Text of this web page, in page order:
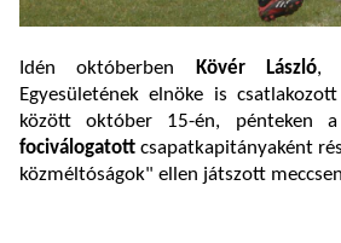
Idén októberben Kövér László,
Egyesületének elnöke is
között október 15-én, pénteken a
fociválogatott csapatkapitányaként
közméltóságok" ellen játszott